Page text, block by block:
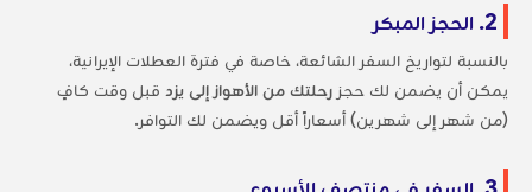
2. الحجز المبكر
بالنسبة لتواريخ السفر الشائعة، خاصة في فترة العطلات الإيرانية،
يمكن أن يضمن لك حجز رحلتك من الأهواز إلى يزدقبل وقت كافٍ
(من شهر إلى شهرين) أسعاراً أقل ويضمن لك التوافر.